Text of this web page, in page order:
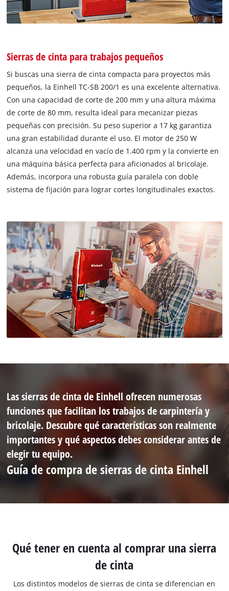
Sierras de cinta para trabajos pequeños
Si buscas una sierra de cinta compacta para proyectos más
pequeños, la Einhell TC-SB 200/1 es una excelente alternativa.
Con una capacidad de corte de 200 mm y una altura máxima
de corte de 80 mm, resulta ideal para mecanizar piezas
pequeñas con precisión. Su peso superior a 17 kg garantiza
una gran estabilidad durante el uso. El motor de 250 W
alcanza una velocidad en vacío de 1.400 rpm y la convierte en
una máquina básica perfecta para aficionados al bricolaje.
Además, incorpora una robusta guía paralela con doble
sistema de fijación para lograr cortes longitudinales exactos.
Las sierras de cinta de Einhell ofrecen numerosas
funciones que facilitan los trabajos de carpintería y
bricolaje. Descubre qué características son realmente
importantes y qué aspectos debes considerar antes de
elegir tu equipo.
Guía de compra de sierras de cinta Einhell
Qué tener en cuenta al comprar una sierra
de cinta
Los distintos modelos de sierras de cinta se diferencian en